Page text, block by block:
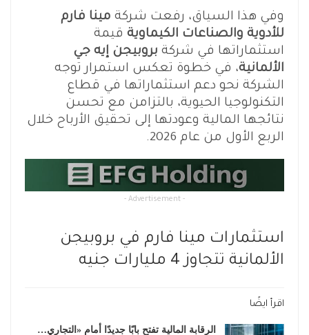
وفي هذا السياق، رفعت شركة مينا فارم
للأدوية والصناعات الكيماوية قيمة
استثماراتها في شركة بروبيجن إيه جي
الألمانية، في خطوة تعكس استمرار توجه
الشركة نحو دعم استثماراتها في قطاع
التكنولوجيا الحيوية، بالتزامن مع تحسن
نتائجها المالية وعودتها إلى تحقيق الأرباح خلال
الربع الأول من عام 2026.
- Advertisement -
استثمارات مينا فارم في بروبيجن
الألمانية تتجاوز 4 مليارات جنيه
اقرأ ايضًا
الرقابة المالية تفتح بابًا جديدًا أمام «التجاري…